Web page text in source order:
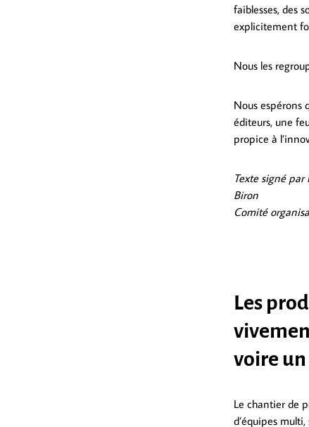
faiblesses, des
explicitement
Nous les
Nous espérons
éditeurs, une
propice à
Texte signé
Biron
Comité
Les
voire
Le chantier de
d’équipes